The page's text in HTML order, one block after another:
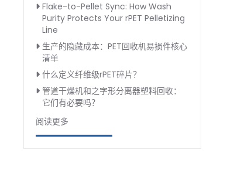
Flake-to-Pellet Sync: How Wash
Purity Protects Your rPET Pelletizing
Line
生产的隐藏成本：PET回收机易损件核心
清单
什么定义纤维级rPET碎片？
管道干燥机和之字形分离器塑料回收：
它们有必要吗？
阅读更多